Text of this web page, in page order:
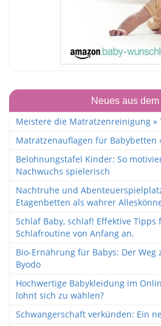
Neues aus
Meistere die Matratzenreinigung »
Matratzenauflagen für Babybetten
Belohnungstafel Kinder: So
Nachwuchs spielerisch
Nachtruhe und
Etagenbetten als wahrer
Schlaf Baby, schlaf! Effektive Tipps
Schlafroutine von Anfang an.
Bio-Ernährung für Babys: Der
Byodo
Hochwertige Babykleidung im
lohnt sich zu wählen?
Schwangerschaft verkünden: Ein